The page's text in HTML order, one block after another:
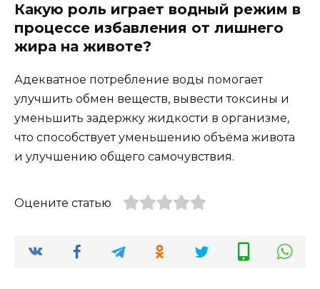
Какую роль играет водный режим в
процессе избавления от лишнего
жира на животе?
Адекватное потребление воды помогает
улучшить обмен веществ, вывести токсины и
уменьшить задержку жидкости в организме,
что способствует уменьшению объёма живота
и улучшению общего самочувствия.
Оцените статью